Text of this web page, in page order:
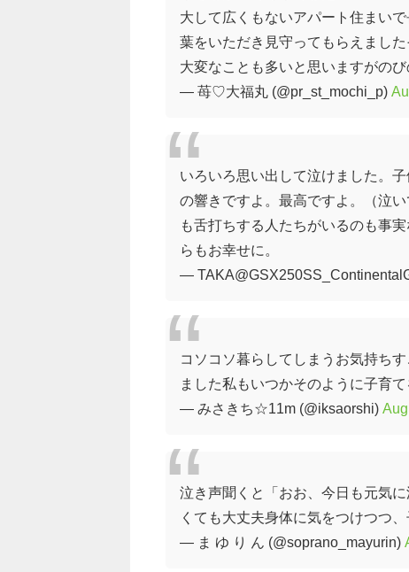
大して広くもないアパート住まい
葉をいただき見守ってもらえまし
大変なことも多いと思いますがの
— 苺♡大福丸 (@pr_st_mochi_p)
いろいろ思い出して泣けました。
の響きですよ。最高ですよ。（泣
も舌打ちする人たちがいるのも事
らもお幸せに。
—
コソコソ暮らしてしまうお気持ち
ました私もいつかそのように子育
— みさきち☆11m (@iksaorshi)
泣き声聞くと「おお、今日も元気
くても大丈夫身体に気をつけつつ
— ま ゆ り ん (@soprano_mayurin)